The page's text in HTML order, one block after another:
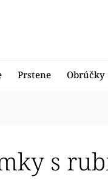
Prstene Obrúčky
s